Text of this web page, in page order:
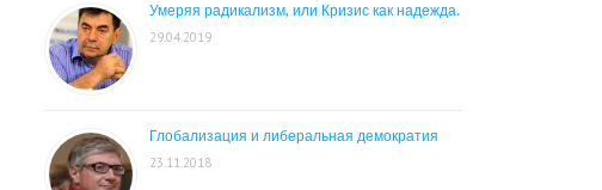
Умеряя радикализм, или Кризис как надежда.
29.04.2019
Глобализация и либеральная демократия
23.11.2018